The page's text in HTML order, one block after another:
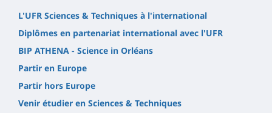
L'UFR Sciences & Techniques à l'international
Diplômes en partenariat international avec l'UFR
BIP ATHENA - Science in Orléans
Partir en Europe
Partir hors Europe
Venir étudier en Sciences & Techniques